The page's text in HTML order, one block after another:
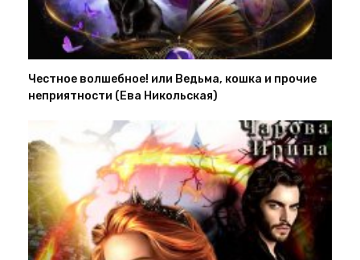
Честное волшебное! или Ведьма, кошка и прочие
неприятности (Ева Никольская)